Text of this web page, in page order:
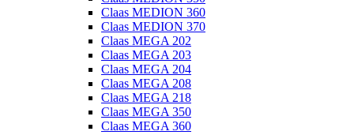
Claas MEDION 360
Claas MEDION 370
Claas MEGA 202
Claas MEGA 203
Claas MEGA 204
Claas MEGA 208
Claas MEGA 218
Claas MEGA 350
Claas MEGA 360